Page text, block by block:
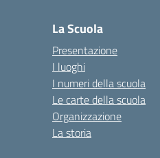
La Scuola
Presentazione
I luoghi
I numeri della scuola
Le carte della scuola
Organizzazione
La storia